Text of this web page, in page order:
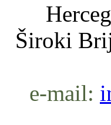
Široki
e-mail: